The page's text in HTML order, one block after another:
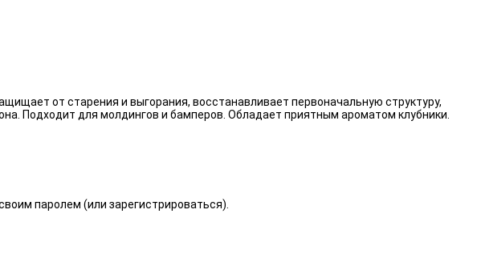
от старения и выгорания, восстанавливает первоначальную структуру,
Подходит для молдингов и бамперов. Обладает приятным ароматом клубники.
паролем (или зарегистрироваться).